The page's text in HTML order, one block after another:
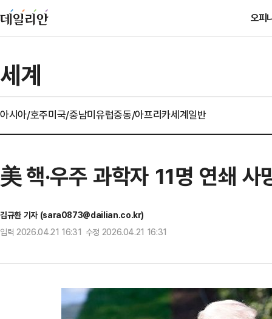
오피
세계
아시아/호주미국/중남미유럽중동/아프리카세계일반
美 핵·우주 과학자 11명 연쇄
김규환 기자 (sara0873@dailian.co.kr)
입력 2026.04.21 16:31 수정 2026.04.21 16:31